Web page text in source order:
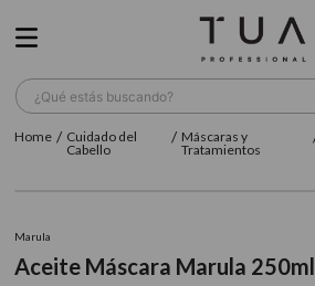
¿Qué estás buscando?
Cuidado del
Cabello
Máscaras y
Tratamientos
Marula
Aceite Máscara Marula 250ml
TÉRMINOS MÁS BUSCADOS
3. farmavita